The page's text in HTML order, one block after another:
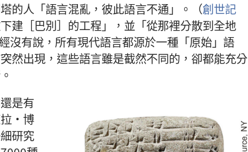
的人「語言混亂，彼此語言不通」。（創世記
建［巴別］的工程」，並「從那裡分散到全地
沒有說，所有現代語言都源於一種「原始」語
然出現，這些語言雖是截然不同的，卻都能充分
是有
拉·博
研究